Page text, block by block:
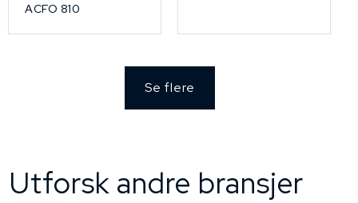
ACFO 810
Se flere
Utforsk andre bransjer